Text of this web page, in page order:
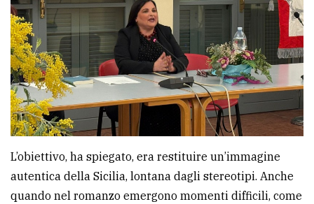
L’obiettivo, ha spiegato, era restituire un’immagine
autentica della Sicilia, lontana dagli stereotipi. Anche
quando nel romanzo emergono momenti difficili, come